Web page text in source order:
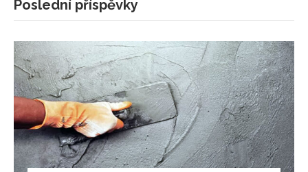
Poslední příspěvky